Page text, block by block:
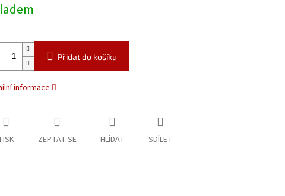
Přidat do košíku
informace
ZEPTAT SE HLÍDAT SDÍLET